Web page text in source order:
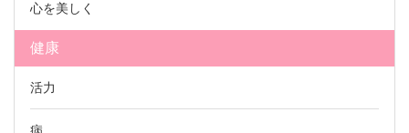
心を美しく
健康
活力